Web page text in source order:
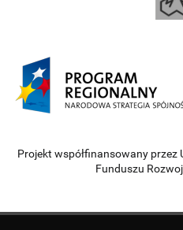
Projekt współfinansowany przez
Funduszu